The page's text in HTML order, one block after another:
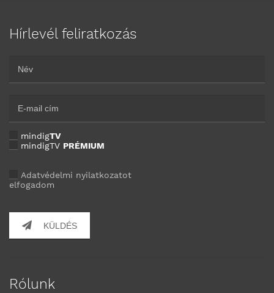
Hírlevél feliratkozás
mindigTV
mindigTV PRÉMIUM
Adatvédelmi nyilatkozatot
elfogadom
KÜLDÉS
Rólunk